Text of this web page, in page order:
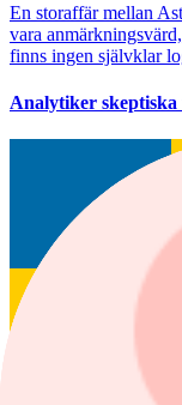
En storaffär mellan
vara
finns ingen självklar
Analytiker